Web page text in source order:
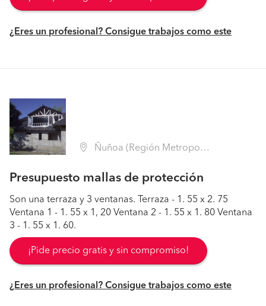
¿Eres un profesional? Consigue trabajos como este
Ñuñoa (Región Metropolitana - Santiago)
Presupuesto mallas de protección
Son una terraza y 3 ventanas. Terraza - 1. 55 x 2. 75
Ventana 1 - 1. 55 x 1, 20 Ventana 2 - 1. 55 x 1. 80 Ventana
3 - 1. 55 x 1. 60.
¡Pide precio gratis y sin compromiso!
¿Eres un profesional? Consigue trabajos como este